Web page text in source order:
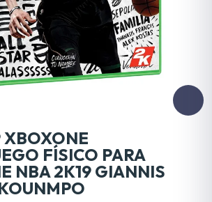
XBOXONE
FÍSICO PARA
NBA 2K19 GIANNIS